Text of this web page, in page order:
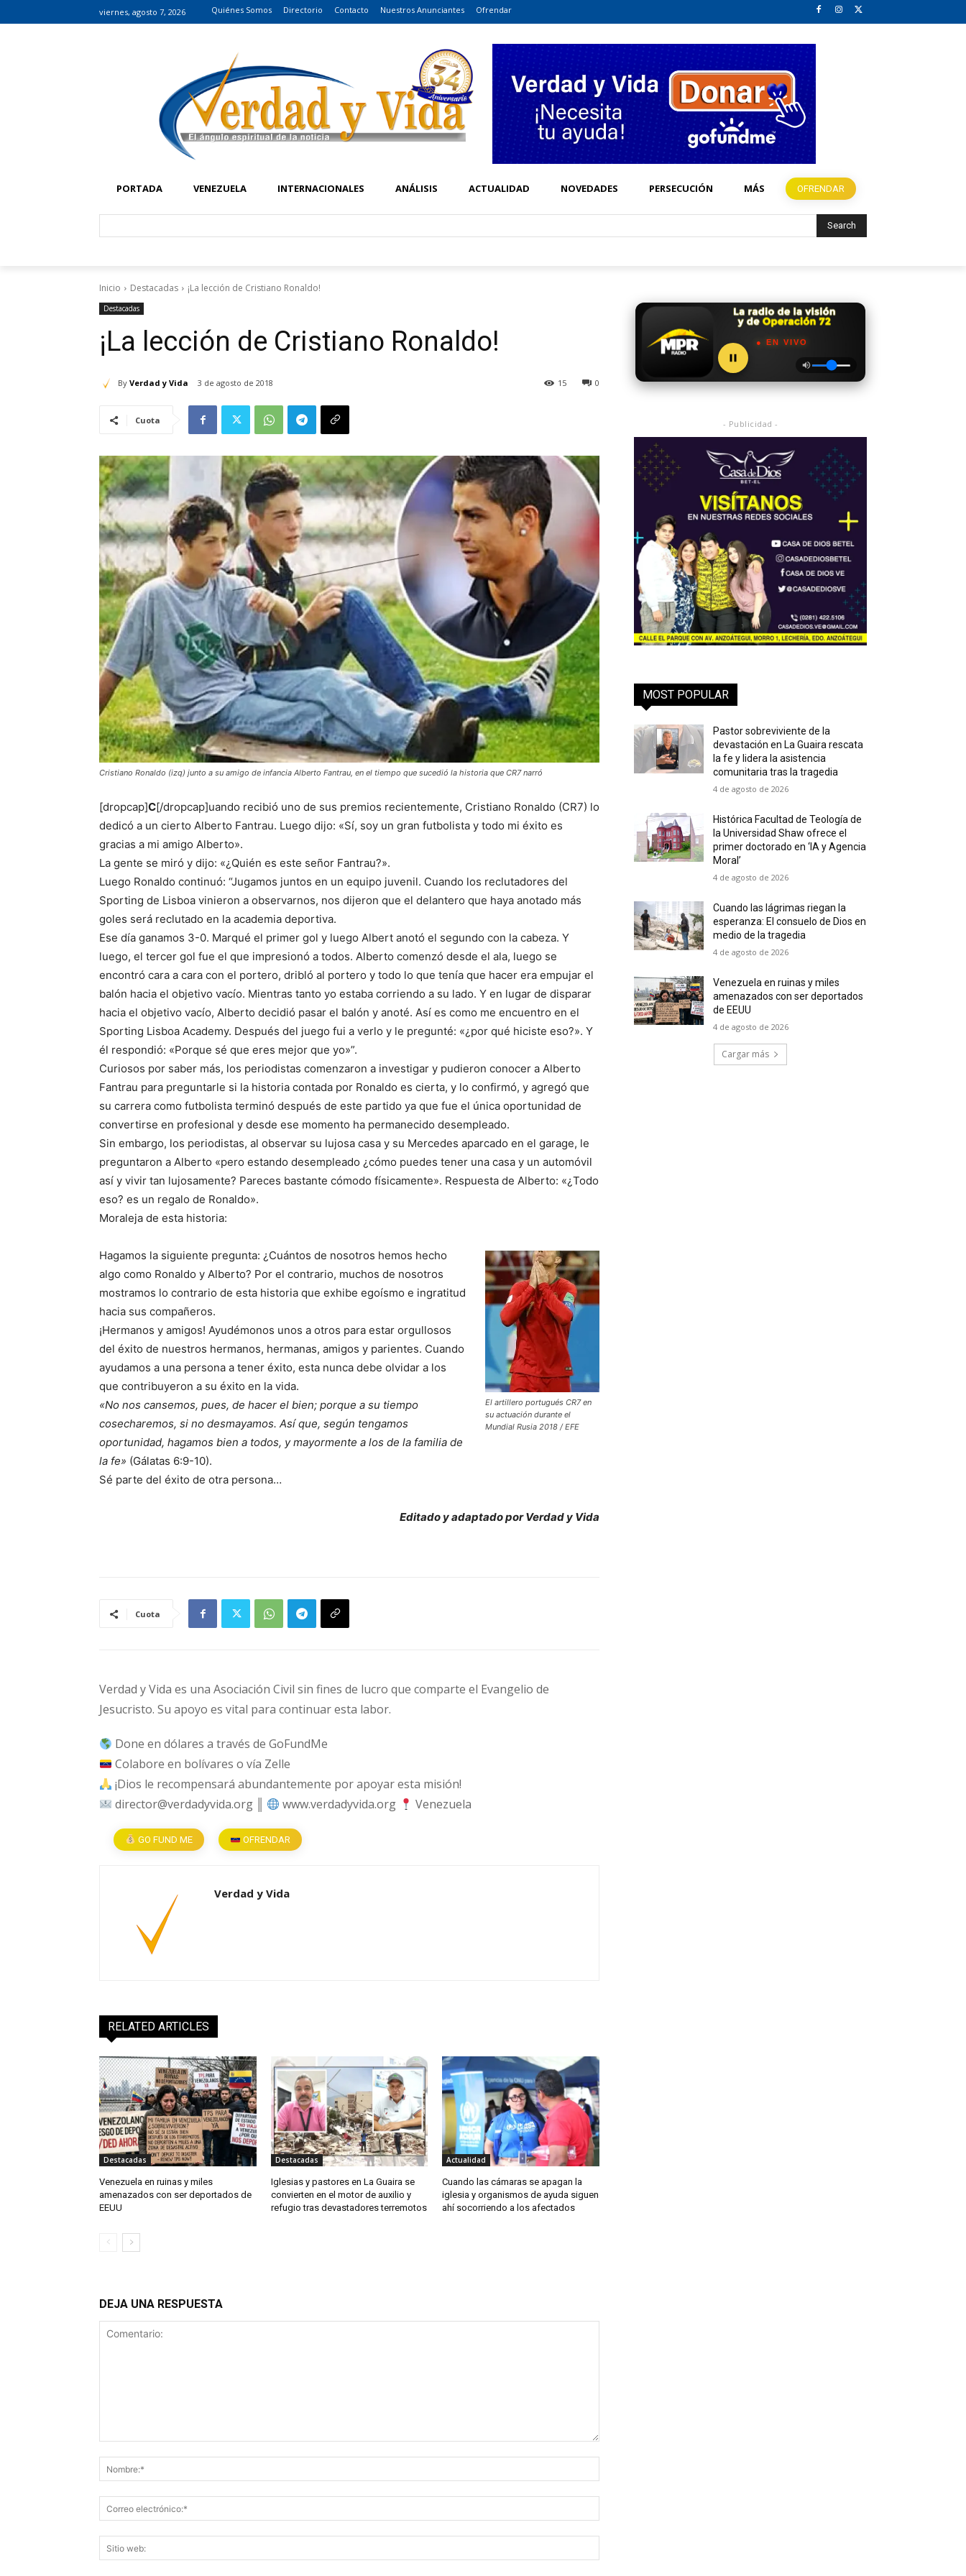
viernes, agosto 7, 2026 Quiénes Somos Directorio Contacto Nuestros Anunciantes Ofrendar
PORTADA VENEZUELA INTERNACIONALES ANÁLISIS ACTUALIDAD NOVEDADES PERSECUCIÓN MÁS OFRENDAR
Search
Inicio Destacadas ¡La lección de Cristiano Ronaldo!
Destacadas
¡La lección de Cristiano Ronaldo!
By Verdad y Vida 3 de agosto de 2018 0
15
Cuota
Cristiano Ronaldo (izq) junto a su amigo de infancia Alberto Fantrau, en el tiempo que sucedió la historia que CR7 narró
[dropcap]C[/dropcap]uando recibió uno de sus premios recientemente, Cristiano Ronaldo (CR7) lo
dedicó a un cierto Alberto Fantrau. Luego dijo: «Sí, soy un gran futbolista y todo mi éxito es
gracias a mi amigo Alberto».
La gente se miró y dijo: «¿Quién es este señor Fantrau?».
Luego Ronaldo continuó: “Jugamos juntos en un equipo juvenil. Cuando los reclutadores del
Sporting de Lisboa vinieron a observarnos, nos dijeron que el delantero que haya anotado más
goles será reclutado en la academia deportiva.
Ese día ganamos 3-0. Marqué el primer gol y luego Albert anotó el segundo con la cabeza. Y
luego, el tercer gol fue el que impresionó a todos. Alberto comenzó desde el ala, luego se
encontró cara a cara con el portero, dribló al portero y todo lo que tenía que hacer era empujar el
balón hacia el objetivo vacío. Mientras tanto yo estaba corriendo a su lado. Y en lugar de disparar
hacia el objetivo vacío, Alberto decidió pasar el balón y anoté. Así es como me encuentro en el
Sporting Lisboa Academy. Después del juego fui a verlo y le pregunté: «¿por qué hiciste eso?». Y
él respondió: «Porque sé que eres mejor que yo»”.
Curiosos por saber más, los periodistas comenzaron a investigar y pudieron conocer a Alberto
Fantrau para preguntarle si la historia contada por Ronaldo es cierta, y lo confirmó, y agregó que
su carrera como futbolista terminó después de este partido ya que fue el única oportunidad de
convertirse en profesional y desde ese momento ha permanecido desempleado.
Sin embargo, los periodistas, al observar su lujosa casa y su Mercedes aparcado en el garage, le
preguntaron a Alberto «pero estando desempleado ¿cómo puedes tener una casa y un automóvil
así y vivir tan lujosamente? Pareces bastante cómodo físicamente». Respuesta de Alberto: «¿Todo
eso? es un regalo de Ronaldo».
Moraleja de esta historia:
El artillero portugués CR7 en
su actuación durante el
Mundial Rusia 2018 / EFE
Hagamos la siguiente pregunta: ¿Cuántos de nosotros hemos hecho
algo como Ronaldo y Alberto? Por el contrario, muchos de nosotros
mostramos lo contrario de esta historia que exhibe egoísmo e ingratitud
hacia sus compañeros.
¡Hermanos y amigos! Ayudémonos unos a otros para estar orgullosos
del éxito de nuestros hermanos, hermanas, amigos y parientes. Cuando
ayudamos a una persona a tener éxito, esta nunca debe olvidar a los
que contribuyeron a su éxito en la vida.
«No nos cansemos, pues, de hacer el bien; porque a su tiempo
cosecharemos, si no desmayamos. Así que, según tengamos
oportunidad, hagamos bien a todos, y mayormente a los de la familia de
la fe» (Gálatas 6:9-10).
Sé parte del éxito de otra persona…
Editado y adaptado por Verdad y Vida
Cuota
Verdad y Vida es una Asociación Civil sin fines de lucro que comparte el Evangelio de
Jesucristo. Su apoyo es vital para continuar esta labor.
Done en dólares a través de GoFundMe
Colabore en bolívares o vía Zelle
¡Dios le recompensará abundantemente por apoyar esta misión!
director@verdadyvida.org ║
www.verdadyvida.org Venezuela
GO FUND ME OFRENDAR
Verdad y Vida
RELATED ARTICLES
Destacadas
Venezuela en ruinas y miles
amenazados con ser deportados de
EEUU
Destacadas
Iglesias y pastores en La Guaira se
convierten en el motor de auxilio y
refugio tras devastadores terremotos
Actualidad
Cuando las cámaras se apagan la
iglesia y organismos de ayuda siguen
ahí socorriendo a los afectados
DEJA UNA RESPUESTA
electrónico:*
web:
● EN VIVO
- Publicidad -
MOST POPULAR
Pastor sobreviviente de la
devastación en La Guaira rescata
la fe y lidera la asistencia
comunitaria tras la tragedia
4 de agosto de 2026
Histórica Facultad de Teología de
la Universidad Shaw ofrece el
primer doctorado en ‘IA y Agencia
Moral’
4 de agosto de 2026
Cuando las lágrimas riegan la
esperanza: El consuelo de Dios en
medio de la tragedia
4 de agosto de 2026
Venezuela en ruinas y miles
amenazados con ser deportados
de EEUU
4 de agosto de 2026
Cargar más